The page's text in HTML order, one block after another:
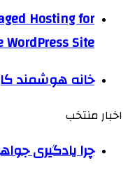
Hosting for
Site
خانه هوشمند
اخبار منتخب
چرا یادگیری